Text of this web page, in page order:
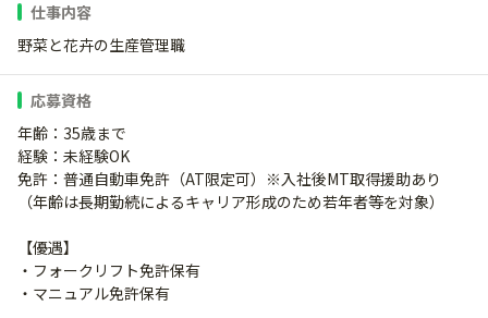
仕事内容
野菜と花卉の生産管理職
応募資格
年齢：35歳まで
経験：未経験OK
免許：普通自動車免許（AT限定可）※入社後MT取得援助あり
（年齢は長期勤続によるキャリア形成のため若年者等を対象）
【優遇】
・フォークリフト免許保有
・マニュアル免許保有